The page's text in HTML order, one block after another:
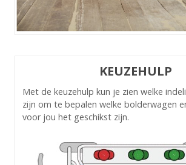
KEUZEHULP
Met de keuzehulp kun je zien welke
zijn om te bepalen welke bolderwagen
voor jou het geschikst zijn.